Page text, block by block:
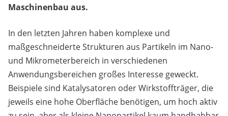
Maschinenbau aus.
In den letzten Jahren haben komplexe und
maßgeschneiderte Strukturen aus Partikeln im Nano-
und Mikrometerbereich in verschiedenen
Anwendungsbereichen großes Interesse geweckt.
Beispiele sind Katalysatoren oder Wirkstoffträger, die
jeweils eine hohe Oberfläche benötigen, um hoch aktiv